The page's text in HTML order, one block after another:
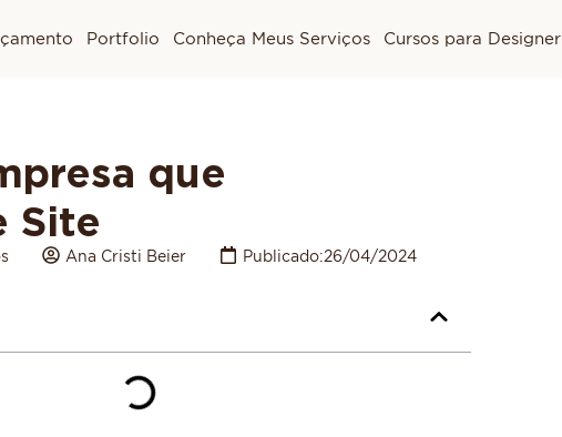
Portfolio Conheça Meus Serviços Cursos para Designer
que
Site
Ana Cristi Beier Publicado:26/04/2024